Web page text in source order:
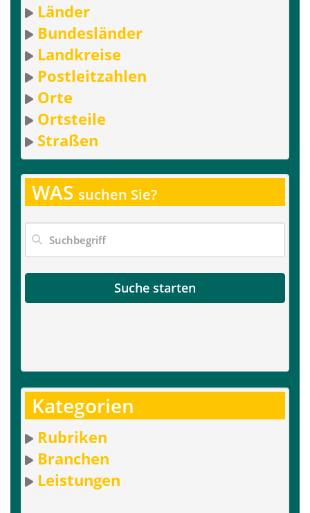
Länder
Bundesländer
Landkreise
Postleitzahlen
Orte
Ortsteile
Straßen
WAS suchen Sie?
Suche starten
Kategorien
Rubriken
Branchen
Leistungen